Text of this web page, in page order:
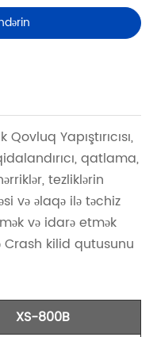
Yapıştırıcısı,
qatlama,
tezliklərin
və əlaqə ilə təchiz
və idarə etmək
Crash kilid qutusunu
XS-800B